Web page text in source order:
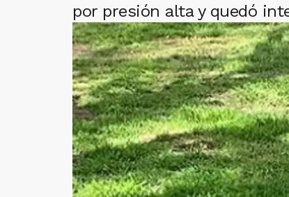
por presión alta y quedó